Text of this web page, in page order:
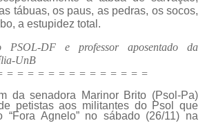
tábuas, os paus, as pedras, os socos,
a estupidez total.
PSOL-DF e professor aposentado da
UnB
= = = = = = = = = = = = = =
da senadora Marinor Brito (Psol-Pa)
petistas aos militantes do Psol que
“Fora Agnelo” no sábado (26/11) na